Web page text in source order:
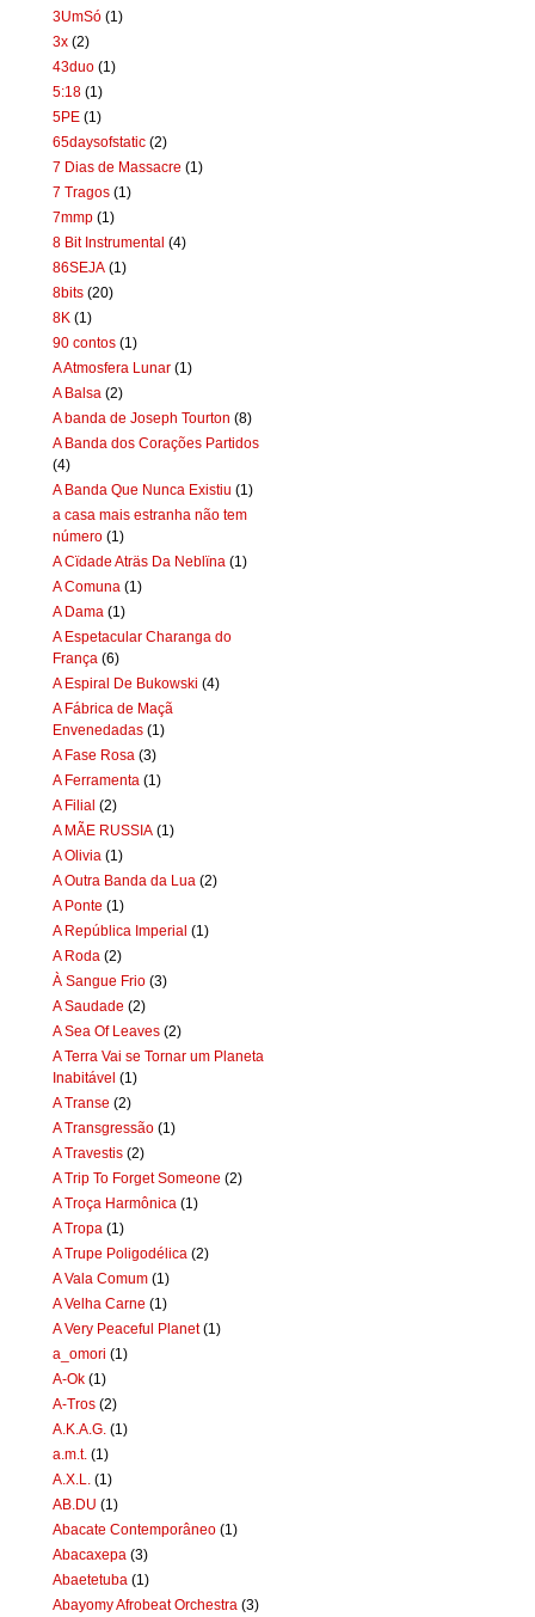
3UmSó (1)
3x (2)
43duo (1)
5:18 (1)
5PE (1)
65daysofstatic (2)
7 Dias de Massacre (1)
7 Tragos (1)
7mmp (1)
8 Bit Instrumental (4)
86SEJA (1)
8bits (20)
8K (1)
90 contos (1)
A Atmosfera Lunar (1)
A Balsa (2)
A banda de Joseph Tourton (8)
A Banda dos Corações Partidos
(4)
A Banda Que Nunca Existiu (1)
a casa mais estranha não tem
número (1)
A Cïdade Aträs Da Neblïna (1)
A Comuna (1)
A Dama (1)
A Espetacular Charanga do
França (6)
A Espiral De Bukowski (4)
A Fábrica de Maçã
Envenedadas (1)
A Fase Rosa (3)
A Ferramenta (1)
A Filial (2)
A MÃE RUSSIA (1)
A Olivia (1)
A Outra Banda da Lua (2)
A Ponte (1)
A República Imperial (1)
A Roda (2)
À Sangue Frio (3)
A Saudade (2)
A Sea Of Leaves (2)
A Terra Vai se Tornar um Planeta
Inabitável (1)
A Transe (2)
A Transgressão (1)
A Travestis (2)
A Trip To Forget Someone (2)
A Troça Harmônica (1)
A Tropa (1)
A Trupe Poligodélica (2)
A Vala Comum (1)
A Velha Carne (1)
A Very Peaceful Planet (1)
a_omori (1)
A-Ok (1)
A-Tros (2)
A.K.A.G. (1)
a.m.t. (1)
A.X.L.
(1)
AB.DU (1)
Abacate Contemporâneo (1)
Abacaxepa (3)
Abaetetuba (1)
Abayomy Afrobeat Orchestra (3)